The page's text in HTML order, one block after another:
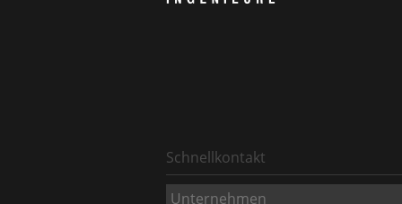
Schnellkontakt